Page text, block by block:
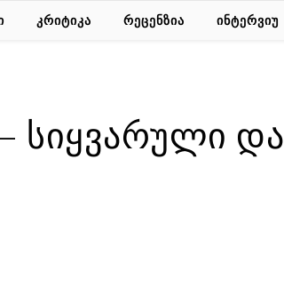
ᲙᲠᲘᲢᲘᲙᲐ ᲠᲔᲪᲔᲜᲖᲘᲐ ᲘᲜᲢᲔᲠᲕᲘᲣ
სიყვარული და